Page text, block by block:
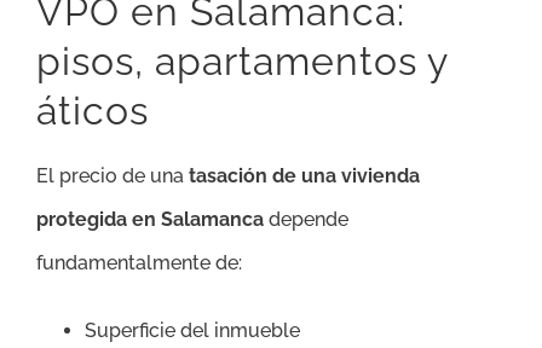
VPO en Salamanca:
pisos, apartamentos y
áticos
El precio de una tasación de una vivienda
protegida en Salamanca depende
fundamentalmente de:
Superficie del inmueble